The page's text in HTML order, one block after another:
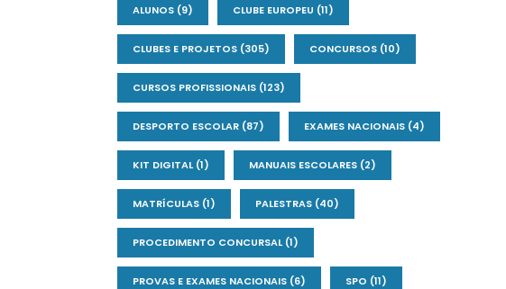
ALUNOS(9) CLUBE EUROPEU (11)
CLUBES E PROJETOS(305) CONCURSOS(10)
CURSOS PROFISSIONAIS(123)
DESPORTO ESCOLAR(87) EXAMES NACIONAIS(4)
KIT DIGITAL(1) MANUAIS ESCOLARES(2)
MATRÍCULAS(1) PALESTRAS(40)
PROCEDIMENTO CONCURSAL(1)
PROVAS E EXAMES NACIONAIS(6) SPO (11)